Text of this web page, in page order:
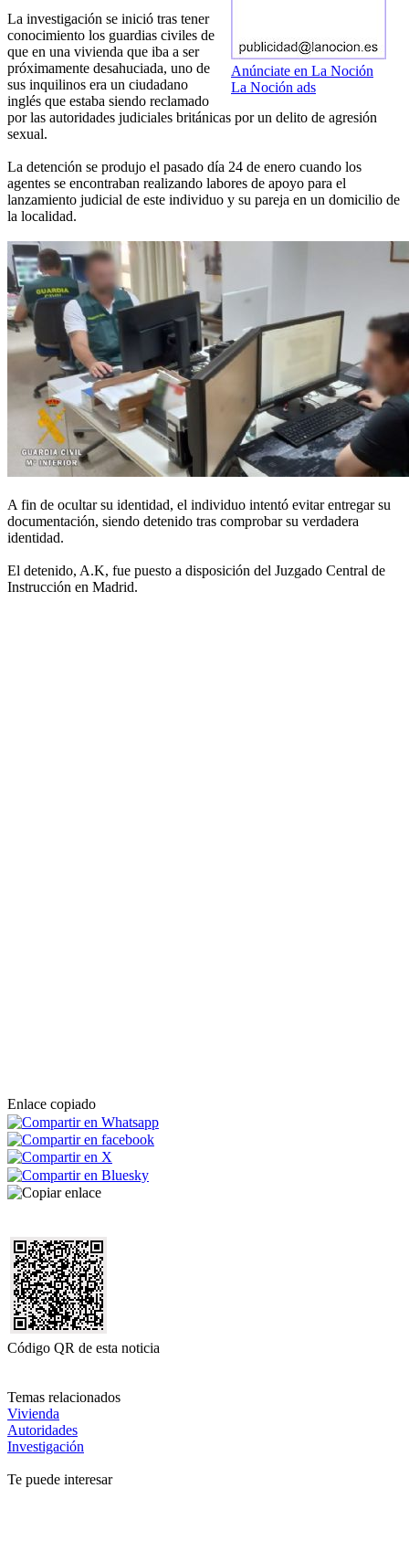
Anúnciate en La Noción
La Noción ads
La investigación se inició tras tener
conocimiento los guardias civiles de
que en una vivienda que iba a ser
próximamente desahuciada, uno de
sus inquilinos era un ciudadano
inglés que estaba siendo reclamado
por las autoridades judiciales británicas por un delito de agresión
sexual.
La detención se produjo el pasado día 24 de enero cuando los
agentes se encontraban realizando labores de apoyo para el
lanzamiento judicial de este individuo y su pareja en un domicilio de
la localidad.
A fin de ocultar su identidad, el individuo intentó evitar entregar su
documentación, siendo detenido tras comprobar su verdadera
identidad.
El detenido, A.K, fue puesto a disposición del Juzgado Central de
Instrucción en Madrid.
Enlace copiado
Código QR de esta noticia
Temas relacionados
Vivienda
Autoridades
Investigación
Te puede interesar